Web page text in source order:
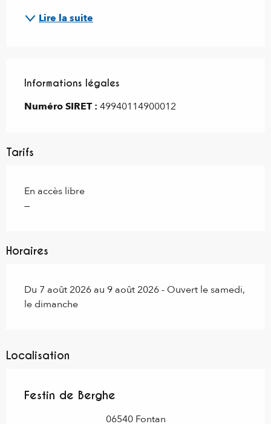
Lire la suite
Informations légales
Informations légales
Numéro SIRET : 49940114900012
Tarifs
En accès libre
—
Horaires
Du 7 août 2026 au 9 août 2026 - Ouvert le samedi,
le dimanche
Localisation
Festin de Berghe
06540 Fontan